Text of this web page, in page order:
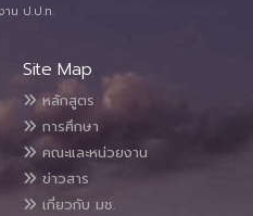
าน ป.ป.ท.
Site Map
หลักสูตร
การศึกษา
คณะและหน่วยงาน
ข่าวสาร
เกี่ยวกับ มช.